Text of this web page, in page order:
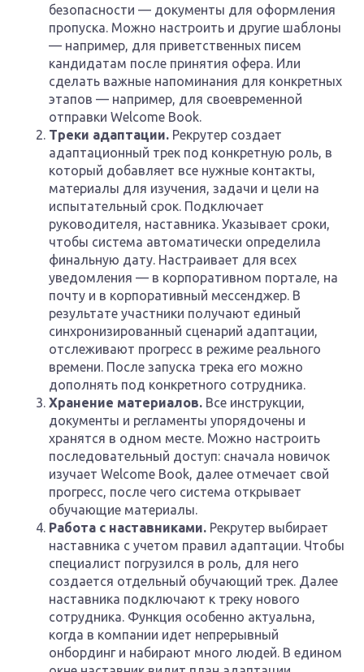
безопасности — документы для оформления
пропуска. Можно настроить и другие шаблоны
— например, для приветственных писем
кандидатам после принятия офера. Или
сделать важные напоминания для конкретных
этапов — например, для своевременной
отправки Welcome Book.
Треки адаптации. Рекрутер создает
адаптационный трек под конкретную роль, в
который добавляет все нужные контакты,
материалы для изучения, задачи и цели на
испытательный срок. Подключает
руководителя, наставника. Указывает сроки,
чтобы система автоматически определила
финальную дату. Настраивает для всех
уведомления — в корпоративном портале, на
почту и в корпоративный мессенджер. В
результате участники получают единый
синхронизированный сценарий адаптации,
отслеживают прогресс в режиме реального
времени. После запуска трека его можно
дополнять под конкретного сотрудника.
Хранение материалов. Все инструкции,
документы и регламенты упорядочены и
хранятся в одном месте. Можно настроить
последовательный доступ: сначала новичок
изучает Welcome Book, далее отмечает свой
прогресс, после чего система открывает
обучающие материалы.
Работа с наставниками. Рекрутер выбирает
наставника с учетом правил адаптации. Чтобы
специалист погрузился в роль, для него
создается отдельный обучающий трек. Далее
наставника подключают к треку нового
сотрудника. Функция особенно актуальна,
когда в компании идет непрерывный
онбординг и набирают много людей. В едином